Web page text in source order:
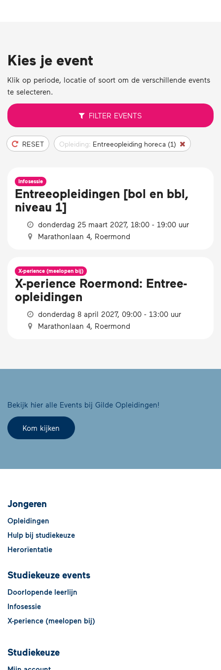
Kies je event
Klik op periode, locatie of soort om de verschillende events
te selecteren.
FILTER EVENTS
RESET Opleiding: Entreeopleiding horeca (1)
Infosessie
Entree­opleidingen [bol en bbl,
niveau 1]
donderdag 25 maart 2027, 18:00 - 19:00 uur
Marathonlaan 4, Roermond
X-perience (meelopen bij)
X-perience Roermond: Entree­
opleidingen
donderdag 8 april 2027, 09:00 - 13:00 uur
Marathonlaan 4, Roermond
Bekijk hier alle Events bij Gilde Opleidingen!
Kom kijken
Jongeren
Opleidingen
Hulp bij studiekeuze
Herorïentatie
Studiekeuze events
Doorlopende leerlijn
Infosessie
X-perience (meelopen bij)
Studiekeuze